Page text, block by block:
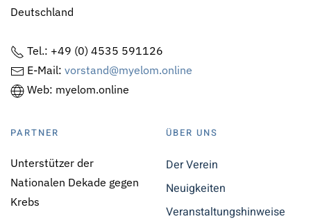
Deutschland
Tel.: +49 (0) 4535 591126
E-Mail: vorstand@myelom.online
Web: myelom.online
PARTNER
Unterstützer der
Nationalen Dekade gegen
Krebs
ÜBER UNS
Der Verein
Neuigkeiten
Veranstaltungshinweise